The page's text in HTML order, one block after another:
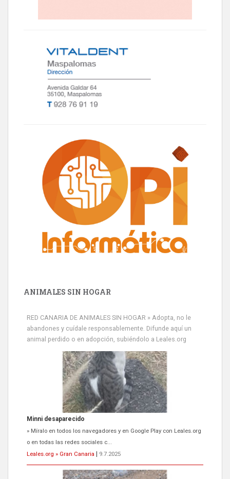
ANIMALES SIN HOGAR
RED CANARIA DE ANIMALES SIN HOGAR » Adopta, no le
abandones y cuídale responsablemente. Difunde aquí un
animal perdido o en adopción, subiéndolo a Leales.org
Minni desaparecido
» Míralo en todos los navegadores y en Google Play con Leales.org
o en todas las redes sociales c...
Leales.org » Gran Canaria
9.7.2025